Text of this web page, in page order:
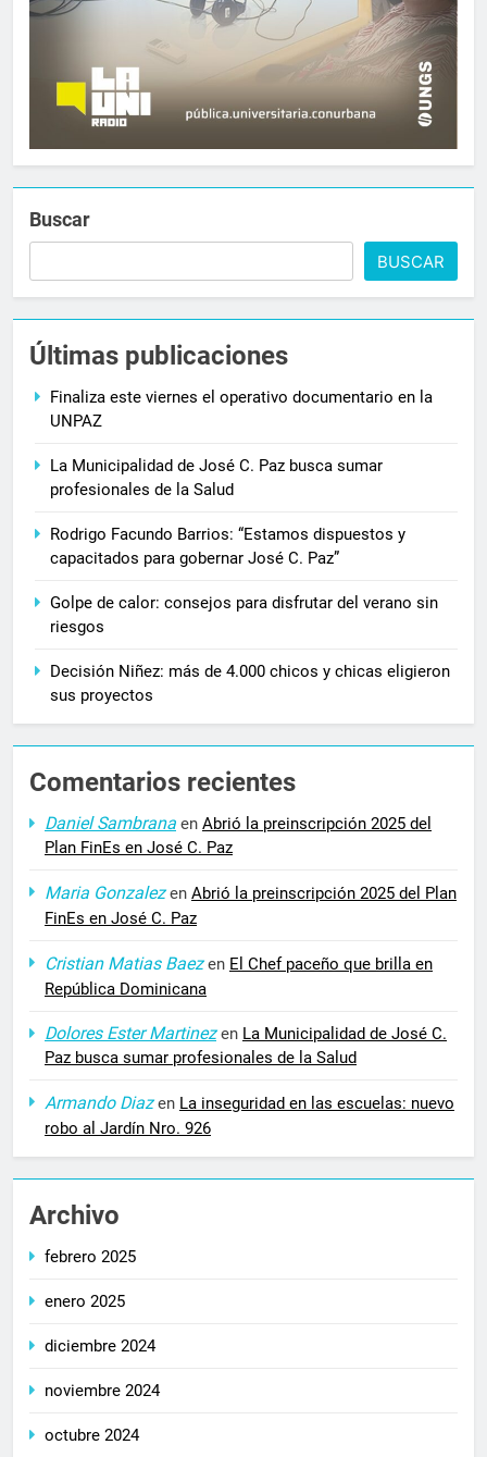
Buscar
BUSCAR
Últimas publicaciones
Finaliza este viernes el operativo documentario en la
UNPAZ
La Municipalidad de José C. Paz busca sumar
profesionales de la Salud
Rodrigo Facundo Barrios: “Estamos dispuestos y
capacitados para gobernar José C. Paz”
Golpe de calor: consejos para disfrutar del verano sin
riesgos
Decisión Niñez: más de 4.000 chicos y chicas eligieron
sus proyectos
Comentarios recientes
Daniel Sambrana en Abrió la preinscripción 2025 del
Plan FinEs en José C. Paz
Maria Gonzalezen Abrió la preinscripción 2025 del Plan
FinEs en José C. Paz
Cristian Matias Baezen El Chef paceño que brilla en
República Dominicana
Dolores Ester Martinezen La Municipalidad de José C.
Paz busca sumar profesionales de la Salud
Armando Diazen La inseguridad en las escuelas: nuevo
robo al Jardín Nro. 926
Archivo
febrero 2025
enero 2025
diciembre 2024
noviembre 2024
octubre 2024